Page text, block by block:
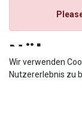
250ml
Wir verwenden
Nutzererlebnis zu